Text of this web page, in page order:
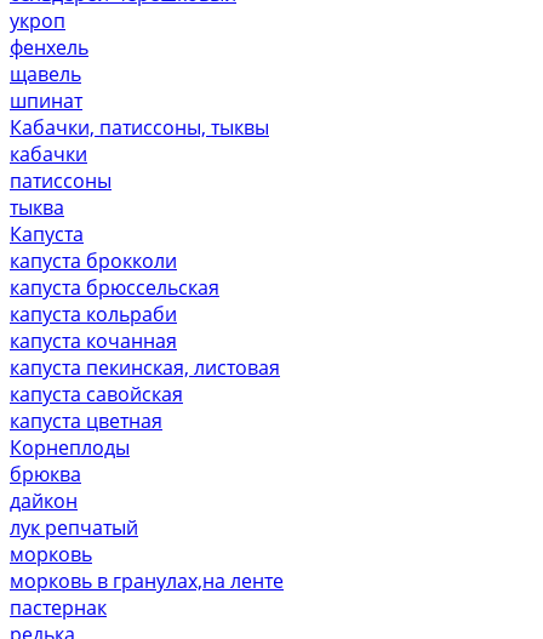
укроп
фенхель
щавель
шпинат
Кабачки, патиссоны, тыквы
кабачки
патиссоны
тыква
Капуста
капуста брокколи
капуста брюссельская
капуста кольраби
капуста кочанная
капуста пекинская, листовая
капуста савойская
капуста цветная
Корнеплоды
брюква
дайкон
лук репчатый
морковь
морковь в гранулах,на ленте
пастернак